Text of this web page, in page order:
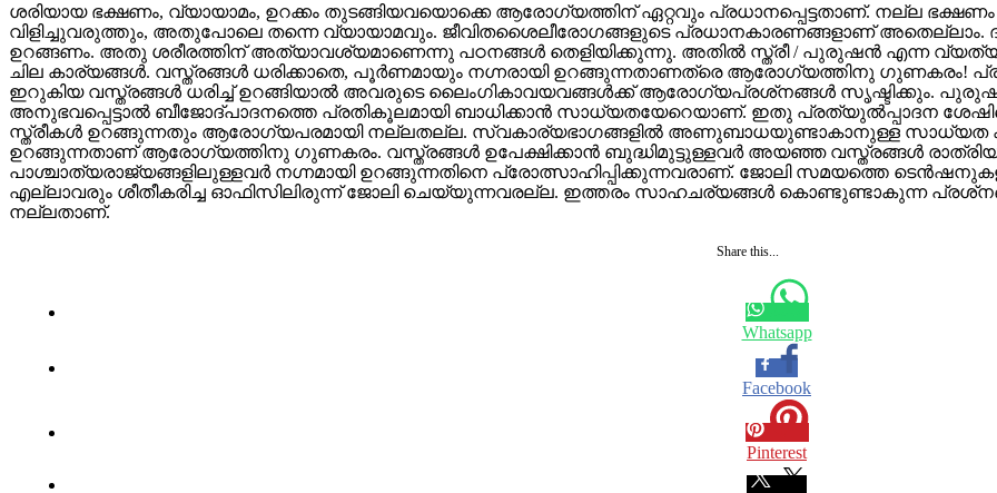
ശരിയായ ഭക്ഷണം, വ്യായാമം, ഉറക്കം തുടങ്ങിയവയൊക്കെ ആരോഗ്യത്തിന് ഏറ്റവും പ്രധാനപ്പെട്ടതാണ്. നല്ല
വിളിച്ചുവരുത്തും, അതുപോലെ തന്നെ വ്യായാമവും. ജീവിതശൈലീരോഗങ്ങളുടെ പ്രധാനകാരണങ്ങളാണ് അതെല്ലാം.
ഉറങ്ങണം. അതു ശരീരത്തിന് അത്യാവശ്യമാണെന്നു പഠനങ്ങള്‍ തെളിയിക്കുന്നു. അതില്‍ സ്ത്രീ / പുരുഷന്‍ എന്ന
ചില കാര്യങ്ങള്‍. വസ്ത്രങ്ങള്‍ ധരിക്കാതെ, പൂര്‍ണമായും നഗ്നരായി ഉറങ്ങുന്നതാണത്രെ ആരോഗ്യത്തിനു ഗുണകരം!
ഇറുകിയ വസ്ത്രങ്ങള്‍ ധരിച്ച് ഉറങ്ങിയാല്‍ അവരുടെ ലൈംഗികാവയവങ്ങള്‍ക്ക് ആരോഗ്യപ്രശ്‌നങ്ങള്‍ സൃഷ്ടിക്കും.
അനുഭവപ്പെട്ടാല്‍ ബീജോദ്പാദനത്തെ പ്രതികൂലമായി ബാധിക്കാന്‍ സാധ്യതയേറെയാണ്. ഇതു പ്രത്യുല്‍പ്പാദന
സ്ത്രീകള്‍ ഉറങ്ങുന്നതും ആരോഗ്യപരമായി നല്ലതല്ല. സ്വകാര്യഭാഗങ്ങളില്‍ അണുബാധയുണ്ടാകാനുള്ള സാധ്യത
ഉറങ്ങുന്നതാണ് ആരോഗ്യത്തിനു ഗുണകരം. വസ്ത്രങ്ങള്‍ ഉപേക്ഷിക്കാന്‍ ബുദ്ധിമുട്ടുള്ളവര്‍ അയഞ്ഞ വസ്ത്രങ്ങള്‍
പാശ്ചാത്യരാജ്യങ്ങളിലുള്ളവര്‍ നഗ്നമായി ഉറങ്ങുന്നതിനെ പ്രോത്സാഹിപ്പിക്കുന്നവരാണ്. ജോലി സമയത്തെ ടെന്‍ഷനുകളും
എല്ലാവരും ശീതീകരിച്ച ഓഫിസിലിരുന്ന് ജോലി ചെയ്യുന്നവരല്ല. ഇത്തരം സാഹചര്യങ്ങള്‍ കൊണ്ടുണ്ടാകുന്ന
നല്ലതാണ്.
Share this...
Whatsapp
Facebook
Pinterest